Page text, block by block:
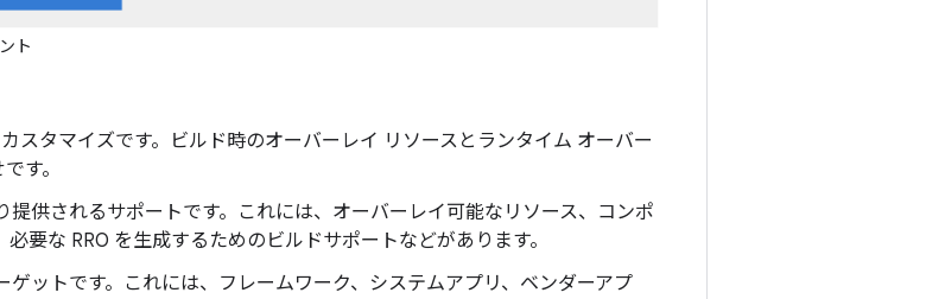
ト
スタマイズです。ビルド時のオーバーレイ リソースとランタイム オーバー
す。
提供されるサポートです。これには、オーバーレイ可能なリソース、コンポ
要な RRO を生成するためのビルドサポートなどがあります。
ゲットです。これには、フレームワーク、システムアプリ、ベンダーアプ